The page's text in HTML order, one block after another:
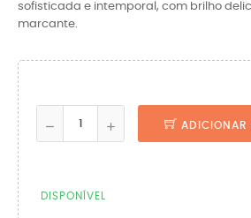
sofisticada e intemporal, com brilho
marcante.
ADICIONAR
DISPONÍVEL